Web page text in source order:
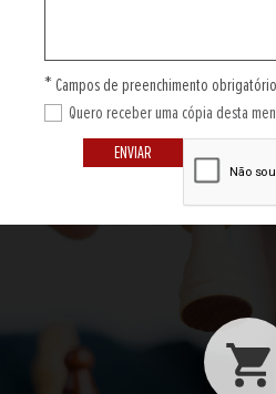
* Campos de preenchimento obrigatório
Quero receber uma cópia desta